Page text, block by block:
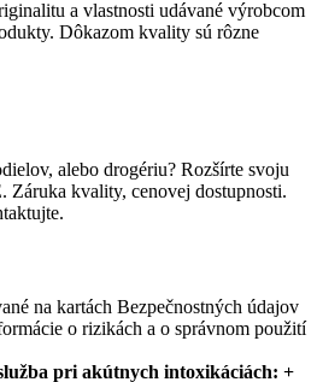
a vlastnosti udávané výrobcom
Dôkazom kvality sú rôzne
alebo drogériu? Rozšírte svoju
kvality, cenovej dostupnosti.
na kartách Bezpečnostných údajov
o rizikách a o správnom použití
pri akútnych intoxikáciách: +